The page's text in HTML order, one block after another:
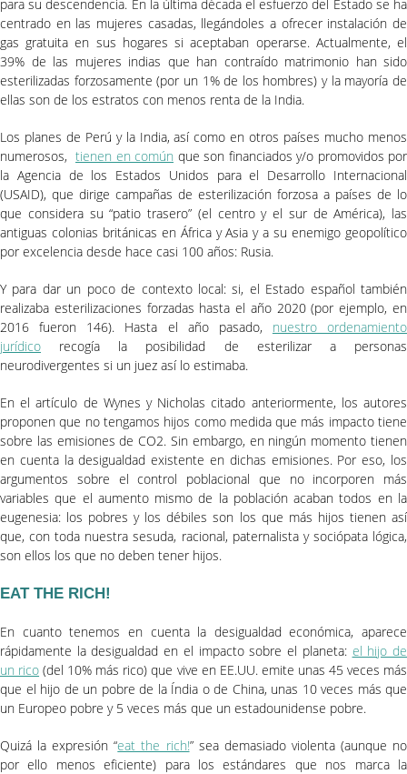
para su descendencia. En la última década el esfuerzo del Estado se ha
centrado en las mujeres casadas, llegándoles a ofrecer instalación de
gas gratuita en sus hogares si aceptaban operarse. Actualmente, el
39% de las mujeres indias que han contraído matrimonio han sido
esterilizadas forzosamente (por un 1% de los hombres) y la mayoría de
ellas son de los estratos con menos renta de la India.
Los planes de Perú y la India, así como en otros países mucho menos
numerosos, tienen en común que son financiados y/o promovidos por
la Agencia de los Estados Unidos para el Desarrollo Internacional
(USAID), que dirige campañas de esterilización forzosa a países de lo
que considera su “patio trasero” (el centro y el sur de América), las
antiguas colonias británicas en África y Asia y a su enemigo geopolítico
por excelencia desde hace casi 100 años: Rusia.
Y para dar un poco de contexto local: si, el Estado español también
realizaba esterilizaciones forzadas hasta el año 2020 (por ejemplo, en
2016 fueron 146). Hasta el año pasado, nuestro ordenamiento
jurídico recogía la posibilidad de esterilizar a personas
neurodivergentes si un juez así lo estimaba.
En el artículo de Wynes y Nicholas citado anteriormente, los autores
proponen que no tengamos hijos como medida que más impacto tiene
sobre las emisiones de CO2. Sin embargo, en ningún momento tienen
en cuenta la desigualdad existente en dichas emisiones. Por eso, los
argumentos sobre el control poblacional que no incorporen más
variables que el aumento mismo de la población acaban todos en la
eugenesia: los pobres y los débiles son los que más hijos tienen así
que, con toda nuestra sesuda, racional, paternalista y sociópata lógica,
son ellos los que no deben tener hijos.
EAT THE RICH!
En cuanto tenemos en cuenta la desigualdad económica, aparece
rápidamente la desigualdad en el impacto sobre el planeta: el hijo de
un rico (del 10% más rico) que vive en EE.UU. emite unas 45 veces más
que el hijo de un pobre de la Índia o de China, unas 10 veces más que
un Europeo pobre y 5 veces más que un estadounidense pobre.
Quizá la expresión “eat the rich!” sea demasiado violenta (aunque no
por ello menos eficiente) para los estándares que nos marca la